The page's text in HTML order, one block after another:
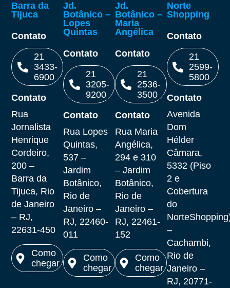
Barra da
Tijuca
Contato
21
3433-
6900
Ligar
Contato
Rua
Jornalista
Henrique
Cordeiro,
200 –
Barra da
Tijuca, Rio
de Janeiro
– RJ,
22631-450
Como
chegar
Jd.
Botânico –
Lopes
Quintas
Contato
21
3205-
9200
Ligar
Contato
Rua Lopes
Quintas,
537 –
Jardim
Botânico,
Rio de
Janeiro –
RJ, 22460-
011
Como
chegar
Jd.
Botânico –
Maria
Angélica
Contato
21
2536-
3500
Ligar
Contato
Rua Maria
Angélica,
294 e 310
– Jardim
Botânico,
Rio de
Janeiro –
RJ, 22461-
152
Como
chegar
Norte
Shopping
Contato
21
2599-
5800
Ligar
Contato
Avenida
Dom
Hélder
Câmara,
5332 (Piso
2 e
Cobertura
do
–
Cachambi,
Rio de
Janeiro –
RJ, 20771-